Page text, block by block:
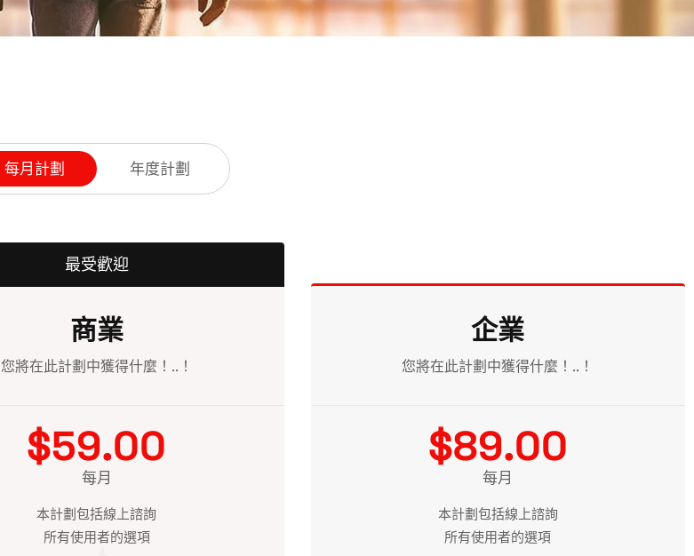
每月計劃 年度計劃
最受歡迎
商業
您將在此計劃中獲得什麼！..！
$59.00
每月
本計劃包括線上諮詢
所有使用者的選項
企業
您將在此計劃中獲得什麼！..！
$89.00
每月
本計劃包括線上諮詢
所有使用者的選項